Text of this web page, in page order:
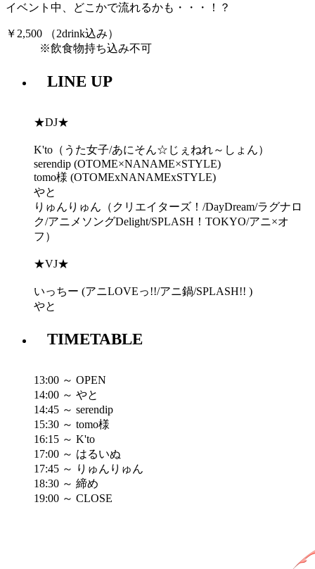
イベント中、どこかで流れるかも・・・！？
￥2,500 （2drink込み）
※飲食物持ち込み不可
LINE UP
★DJ★
K'to（うた女子/あにそん☆じぇねれ～しょん）
serendip (OTOME×NANAME×STYLE)
tomo様 (OTOMExNANAMExSTYLE)
やと
りゅんりゅん（クリエイターズ！/DayDream/ラグナロ
ク/アニメソングDelight/SPLASH！TOKYO/アニ×オ
フ）
★VJ★
いっちー (アニLOVEっ!!/アニ鍋/SPLASH!! )
やと
TIMETABLE
13:00 ～ OPEN
14:00 ～ やと
14:45 ～ serendip
15:30 ～ tomo様
16:15 ～ K'to
17:00 ～ はるいぬ
17:45 ～ りゅんりゅん
18:30 ～ 締め
19:00 ～ CLOSE